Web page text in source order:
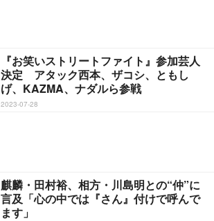
『お笑いストリートファイト』参加芸人
決定 アタック西本、ザコシ、ともし
げ、KAZMA、ナダルら参戦
2023-07-28
麒麟・田村裕、相方・川島明との“仲”に
言及「心の中では『さん』付けで呼んで
ます」